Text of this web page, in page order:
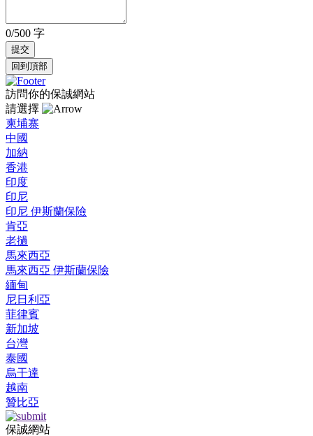
0/500 字
回到頂部
訪問你的保誠網站
請選擇
柬埔寨
中國
加納
香港
印度
印尼
印尼 伊斯蘭保險
肯亞
老撾
馬來西亞
馬來西亞 伊斯蘭保險
緬甸
尼日利亞
菲律賓
新加坡
台灣
泰國
烏干達
越南
贊比亞
保誠網站